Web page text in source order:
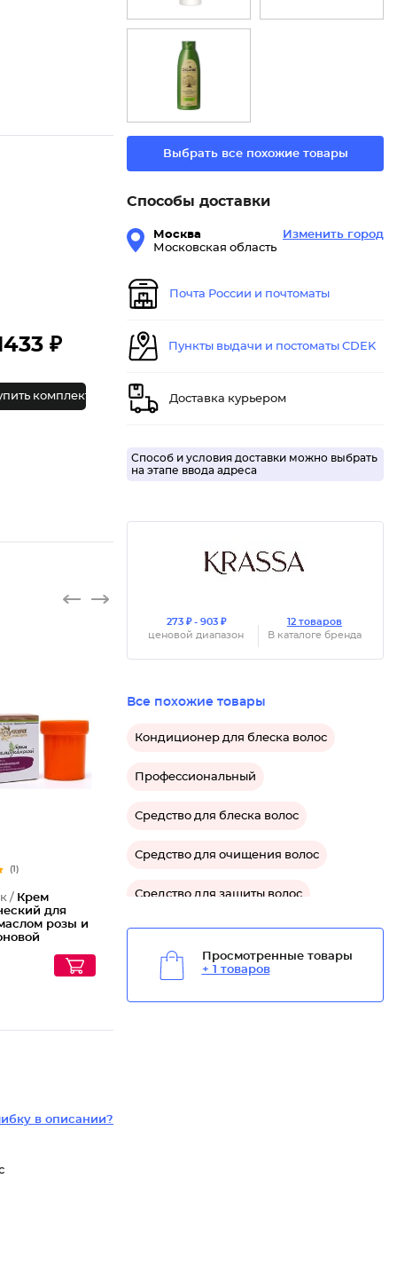
₽
комплект
(1)
/ Крем
для
розы и
в описании?
Выбрать все похожие товары
Способы доставки
Москва
Московская область
Изменить город
Почта России и почтоматы
Пункты выдачи и постоматы CDEK
Доставка курьером
Способ и условия доставки можно выбрать
на этапе ввода адреса
273 ₽ - 903 ₽
ценовой диапазон
12 товаров
В каталоге бренда
Все похожие товары
Кондиционер для блеска волос
Профессиональный
Средство для блеска волос
Средство для очищения волос
Средство для защиты волос
Просмотренные товары
+ 1 товаров